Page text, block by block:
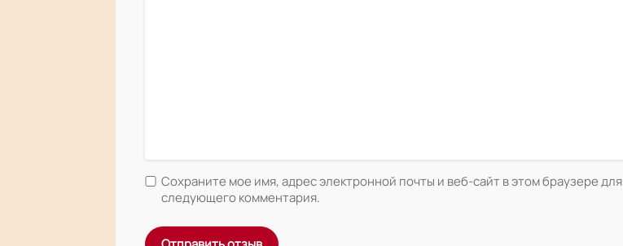
Сохраните мое имя, адрес электронной почты и веб-сайт в этом браузере для
следующего комментария.